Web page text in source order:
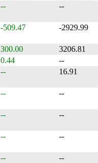
-- --
-509.47 -2929.99
300.00
3206.81
0.44
--
-- 16.91
-- --
-- --
-- --
-- --